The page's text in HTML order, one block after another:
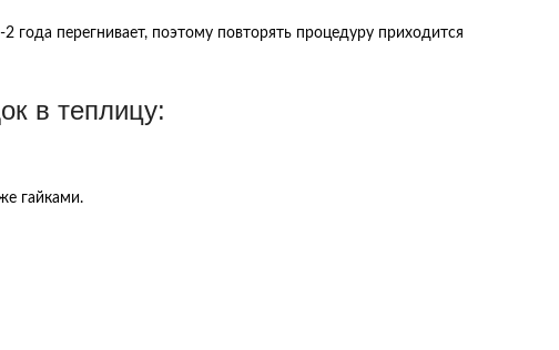
года перегнивает, поэтому повторять процедуру приходится
в теплицу:
гайками.